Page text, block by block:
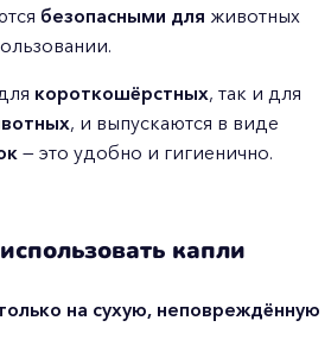
безопасными для животных
короткошёрстных, так и для
, и выпускаются в виде
— это удобно и гигиенично.
капли
на сухую, неповреждённую